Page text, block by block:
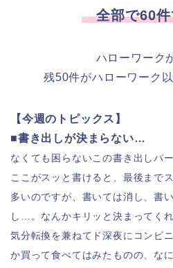
全部で60件
ハローワーク
残50件がハローワーク
【今週のトピックス】
■書き出しが決まらない…
なくても困らないこの書き出しパー
ここがスッと書けると、最後まで
多いのですが、書いては消し、書
し…。なんかキリッと決まってくれ
気分転換を兼ねてド深夜にコンビ
か買って食べてはみたものの、な